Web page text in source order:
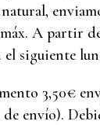
A partir
el siguiente
3,50€
envío).